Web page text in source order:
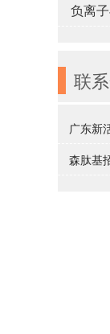
负离
联
广东新
森肽基